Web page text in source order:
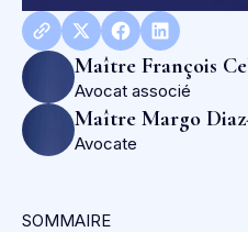
Maître François
Avocat associé
Maître Margo
Avocate
SOMMAIRE